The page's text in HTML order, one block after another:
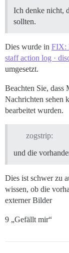
Ich denke nicht,
sollten.
Dies wurde in FIX:
staff action log ·
umgesetzt.
Beachten Sie,
Nachrichten sehen
bearbeitet wurden.
zogstrip:
und die
Dies ist schwer zu
wissen, ob die
externer Bilder
9 „Gefällt mir“